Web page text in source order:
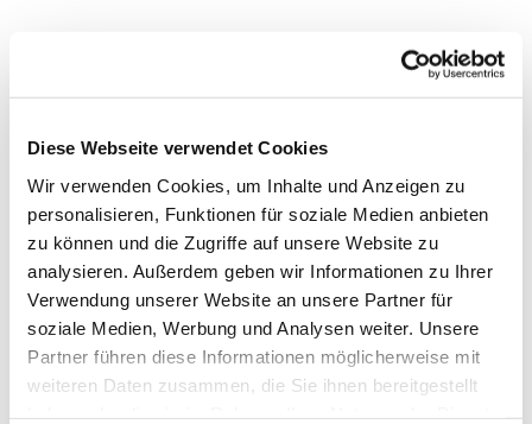
Diese Webseite verwendet Cookies
Wir verwenden Cookies, um Inhalte und Anzeigen zu
personalisieren, Funktionen für soziale Medien anbieten
zu können und die Zugriffe auf unsere Website zu
analysieren. Außerdem geben wir Informationen zu Ihrer
Verwendung unserer Website an unsere Partner für
soziale Medien, Werbung und Analysen weiter. Unsere
Partner führen diese Informationen möglicherweise mit
weiteren Daten zusammen, die Sie ihnen bereitgestellt
Dies könnte Sie auch
interessieren